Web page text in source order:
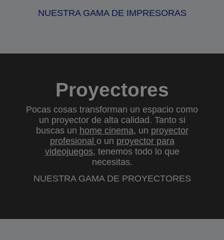
NUESTRA GAMA DE IMPRESORAS
Proyectores
Pocas cosas transforman un espacio como
un proyector de alta calidad. Tanto si
buscas un home cinema, un proyector
profesional o un proyector para
videojuegos, tenemos todo lo que
necesitas.
NUESTRA GAMA DE PROYECTORES